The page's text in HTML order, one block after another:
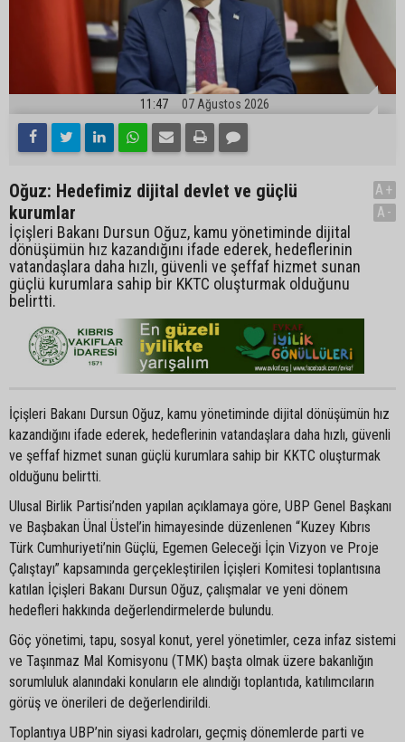
11:47 07 Ağustos 2026
Oğuz: Hedefimiz dijital devlet ve güçlü
kurumlar
İçişleri Bakanı Dursun Oğuz, kamu yönetiminde dijital
dönüşümün hız kazandığını ifade ederek, hedeflerinin
vatandaşlara daha hızlı, güvenli ve şeffaf hizmet sunan
güçlü kurumlara sahip bir KKTC oluşturmak olduğunu
belirtti.
A+
A-
İçişleri Bakanı Dursun Oğuz, kamu yönetiminde dijital dönüşümün hız
kazandığını ifade ederek, hedeflerinin vatandaşlara daha hızlı, güvenli
ve şeffaf hizmet sunan güçlü kurumlara sahip bir KKTC oluşturmak
olduğunu belirtti.
Ulusal Birlik Partisi’nden yapılan açıklamaya göre, UBP Genel Başkanı
ve Başbakan Ünal Üstel’in himayesinde düzenlenen “Kuzey Kıbrıs
Türk Cumhuriyeti’nin Güçlü, Egemen Geleceği İçin Vizyon ve Proje
Çalıştayı” kapsamında gerçekleştirilen İçişleri Komitesi toplantısına
katılan İçişleri Bakanı Dursun Oğuz, çalışmalar ve yeni dönem
hedefleri hakkında değerlendirmelerde bulundu.
Göç yönetimi, tapu, sosyal konut, yerel yönetimler, ceza infaz sistemi
ve Taşınmaz Mal Komisyonu (TMK) başta olmak üzere bakanlığın
sorumluluk alanındaki konuların ele alındığı toplantıda, katılımcıların
görüş ve önerileri de değerlendirildi.
Toplantıya UBP’nin siyasi kadroları, geçmiş dönemlerde parti ve